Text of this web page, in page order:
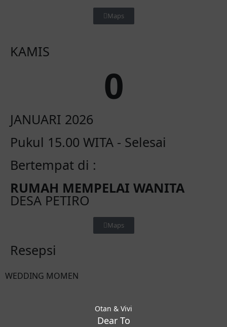
Otan & Vivi
Dear To
Maps
KAMIS
0
JANUARI 2026
Pukul 15.00 WITA - Selesai
Bertempat di :
RUMAH MEMPELAI WANITA
DESA PETIRO
Maps
Resepsi
WEDDING MOMEN